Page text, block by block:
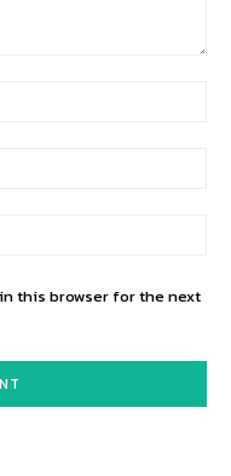
this browser for the next